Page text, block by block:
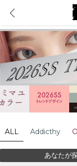
ALL Addicthy
あなたが